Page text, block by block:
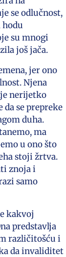
se odlučnost,
hodu
su mnogi
još jača.
jer ono
Njena
nerijetko
se prepreke
duha.
ma
u ono što
stoji žrtva.
znoja i
samo
kakvoj
predstavlja
različitošću i
da invaliditet